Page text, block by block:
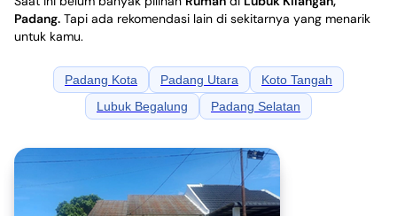
Padang. Tapi ada rekomendasi lain di sekitarnya yang menarik
untuk kamu.
Padang Kota Padang Utara
Koto Tangah
Lubuk Begalung
Padang Selatan